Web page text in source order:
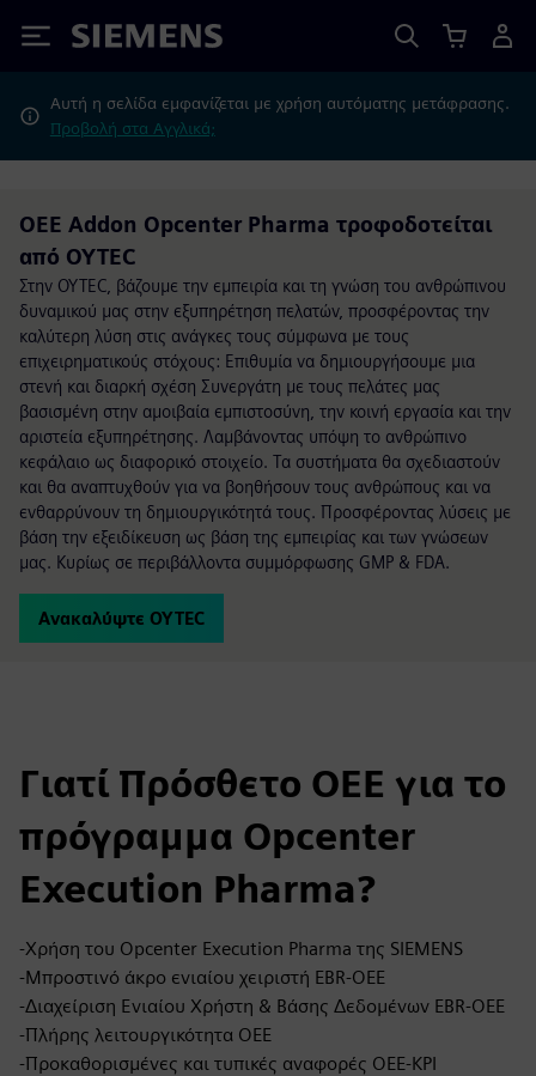
Siemens
Αυτή η σελίδα εμφανίζεται με χρήση αυτόματης μετάφρασης.
Προβολή στα Αγγλικά;
OEE Addon Opcenter Pharma τροφοδοτείται
από OYTEC
Στην OYTEC, βάζουμε την εμπειρία και τη γνώση του ανθρώπινου
δυναμικού μας στην εξυπηρέτηση πελατών, προσφέροντας την
καλύτερη λύση στις ανάγκες τους σύμφωνα με τους
επιχειρηματικούς στόχους: Επιθυμία να δημιουργήσουμε μια
στενή και διαρκή σχέση Συνεργάτη με τους πελάτες μας
βασισμένη στην αμοιβαία εμπιστοσύνη, την κοινή εργασία και την
αριστεία εξυπηρέτησης. Λαμβάνοντας υπόψη το ανθρώπινο
κεφάλαιο ως διαφορικό στοιχείο. Τα συστήματα θα σχεδιαστούν
και θα αναπτυχθούν για να βοηθήσουν τους ανθρώπους και να
ενθαρρύνουν τη δημιουργικότητά τους. Προσφέροντας λύσεις με
βάση την εξειδίκευση ως βάση της εμπειρίας και των γνώσεων
μας. Κυρίως σε περιβάλλοντα συμμόρφωσης GMP & FDA.
Ανακαλύψτε OYTEC
Γιατί Πρόσθετο OEE για το
πρόγραμμα Opcenter
Execution Pharma?
-Χρήση του Opcenter Execution Pharma της SIEMENS
-Μπροστινό άκρο ενιαίου χειριστή EBR-OEE
-Διαχείριση Ενιαίου Χρήστη & Βάσης Δεδομένων EBR-OEE
-Πλήρης λειτουργικότητα OEE
-Προκαθορισμένες και τυπικές αναφορές OEE-KPI